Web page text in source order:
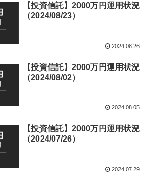
【投資信託】2000万円運用状況
（2024/08/23）
2024.08.26
【投資信託】2000万円運用状況
（2024/08/02）
2024.08.05
【投資信託】2000万円運用状況
（2024/07/26）
2024.07.29